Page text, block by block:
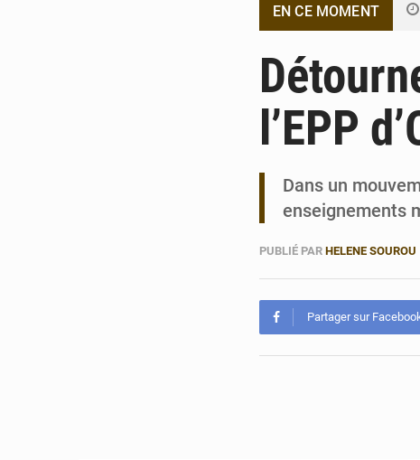
EN CE MOMENT
l’EPP
Dans un
enseignements
PUBLIÉ PAR HELENE SOUROU
Partager sur